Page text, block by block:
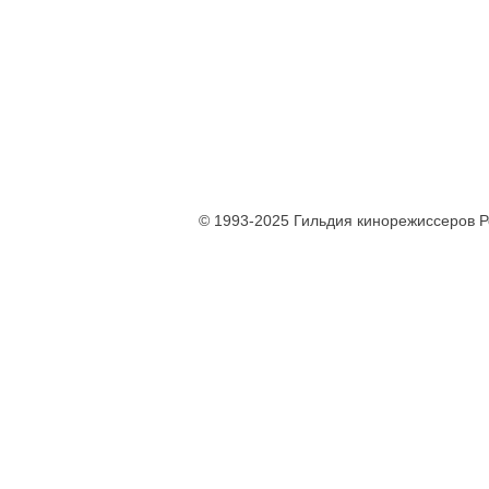
© 1993-2025 Гильдия кинорежиссеров